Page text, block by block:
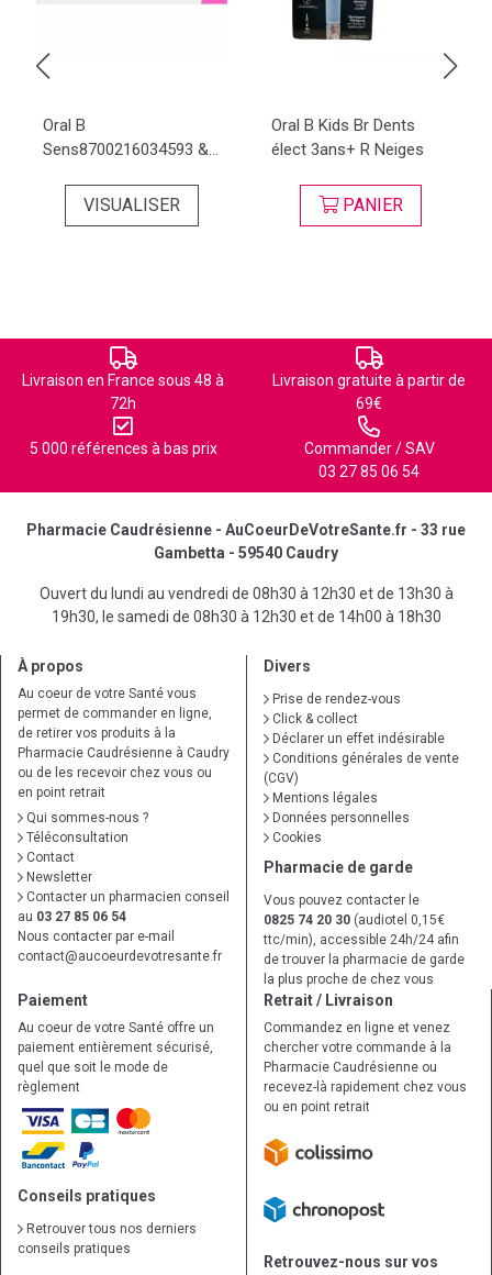
Oral B
Sens8700216034593 &...
VISUALISER
Oral B Kids Br Dents
élect 3ans+ R Neiges
PANIER
Livraison en France sous 48 à
72h
Livraison gratuite à partir de
69€
5 000 références à bas prix
Commander / SAV
03 27 85 06 54
Pharmacie Caudrésienne - AuCoeurDeVotreSante.fr - 33 rue
Gambetta - 59540 Caudry
Ouvert du lundi au vendredi de 08h30 à 12h30 et de 13h30 à
19h30, le samedi de 08h30 à 12h30 et de 14h00 à 18h30
À propos
Au coeur de votre Santé vous
permet de commander en ligne,
de retirer vos produits à la
Pharmacie Caudrésienne à Caudry
ou de les recevoir chez vous ou
en point retrait
Qui sommes-nous ?
Téléconsultation
Contact
Newsletter
Contacter un pharmacien conseil
au 03 27 85 06 54
Nous contacter par e-mail
contact@aucoeurdevotresante.fr
Divers
Prise de rendez-vous
Click & collect
Déclarer un effet indésirable
Conditions générales de vente
(CGV)
Mentions légales
Données personnelles
Cookies
Pharmacie de garde
Vous pouvez contacter le
0825 74 20 30 (audiotel 0,15€
ttc/min), accessible 24h/24 afin
de trouver la pharmacie de garde
la plus proche de chez vous
Paiement
Au coeur de votre Santé offre un
paiement entièrement sécurisé,
quel que soit le mode de
règlement
Conseils pratiques
Retrouver tous nos derniers
conseils pratiques
Retrait / Livraison
Commandez en ligne et venez
chercher votre commande à la
Pharmacie Caudrésienne ou
recevez-là rapidement chez vous
ou en point retrait
Retrouvez-nous sur vos